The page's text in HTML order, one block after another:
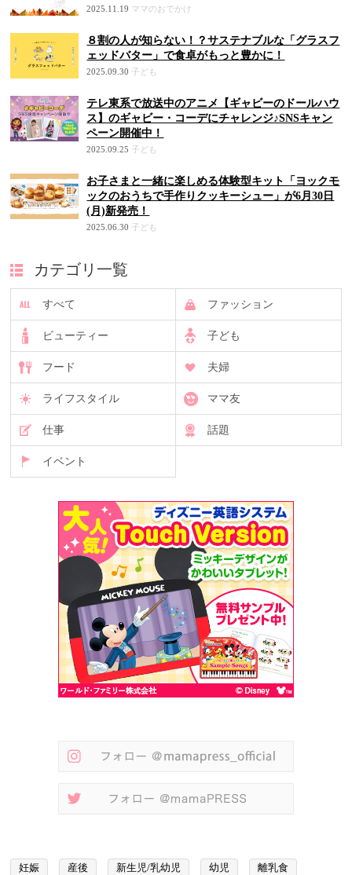
2025.11.19 ママのおでかけ
８割の人が知らない！？サステナブルな「グラスフ
ェッドバター」で食卓がもっと豊かに！
2025.09.30 子ども
テレ東系で放送中のアニメ【ギャビーのドールハウ
ス】のギャビー・コーデにチャレンジ♪SNSキャン
ペーン開催中！
2025.09.25 子ども
お子さまと一緒に楽しめる体験型キット「ヨックモ
ックのおうちで手作りクッキーシュー」が6月30日
(月)新発売！
2025.06.30 子ども
カテゴリ一覧
すべて ファッション
ビューティー 子ども
フード 夫婦
ライフスタイル ママ友
仕事 話題
イベント
妊娠 産後 新生児/乳幼児 幼児 離乳食